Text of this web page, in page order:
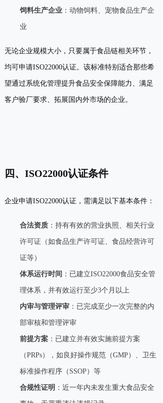
饲料生产企业 ：动物饲料、宠物食品生产企
业
无论企业规模大小，只要属于食品链相关环节，
均可申请ISO22000认证。该标准特别适合那些希
望通过系统化管理提升食品安全保障能力、满足
客户验厂要求、拓展国内外市场的企业。
四、ISO22000认证条件
企业申请ISO22000认证，需满足以下基本条件：
合法资质 ：持有有效的营业执照、相关行业
许可证（如食品生产许可证、食品经营许可
证等）
体系运行时间 ：已建立ISO22000食品安全管
理体系，并有效运行至少3个月以上
内审与管理评审 ：已完成至少一次完整的内
部审核和管理评审
前提方案 ：已建立并有效实施前提方案
（PRPs），如良好操作规范（GMP）、卫生
标准操作程序（SSOP）等
合规性证明 ：近一年内未发生重大食品安全